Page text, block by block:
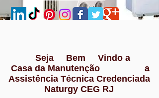
Seja Bem Vindo a
Casa da Manutenção a
Assistência Técnica Credenciada
Naturgy CEG RJ